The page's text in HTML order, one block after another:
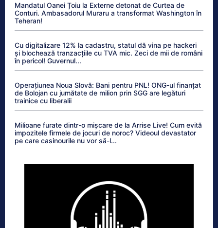
Mandatul Oanei Țoiu la Externe detonat de Curtea de
Conturi. Ambasadorul Muraru a transformat Washington în
Teheran!
Cu digitalizare 12% la cadastru, statul dă vina pe hackeri
și blochează tranzacțiile cu TVA mic. Zeci de mii de români
în pericol! Guvernul...
Operațiunea Noua Slovă: Bani pentru PNL! ONG-ul finanțat
de Bolojan cu jumătate de milion prin SGG are legături
trainice cu liberalii
Milioane furate dintr-o mișcare de la Arrise Live! Cum evită
impozitele firmele de jocuri de noroc? Videoul devastator
pe care casinourile nu vor să-l...